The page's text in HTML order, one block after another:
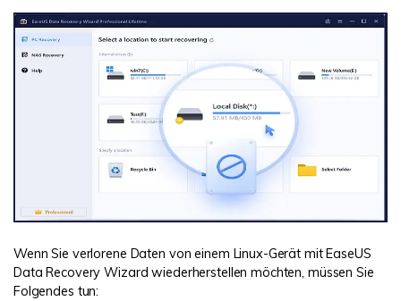
Wenn Sie verlorene Daten von einem Linux-Gerät mit EaseUS
Data Recovery Wizard wiederherstellen möchten, müssen Sie
Folgendes tun: